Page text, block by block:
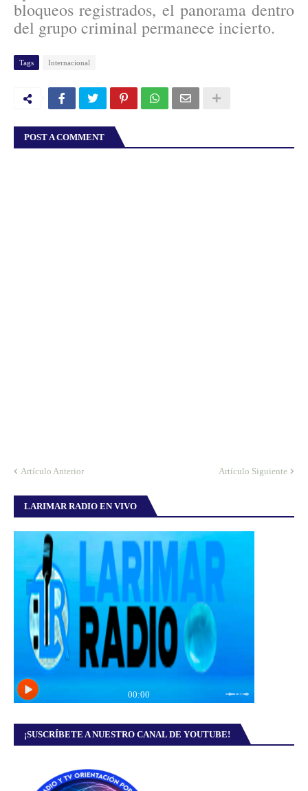
bloqueos registrados, el panorama dentro
del grupo criminal permanece incierto.
Tags Internacional
POST A COMMENT
Artículo Anterior Artículo Siguiente
LARIMAR RADIO EN VIVO
¡SUSCRÍBETE A NUESTRO CANAL DE YOUTUBE!